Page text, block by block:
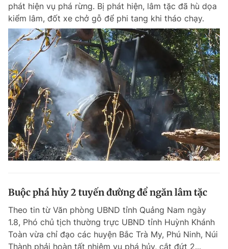
phát hiện vụ phá rừng. Bị phát hiện, lâm tặc đã hù dọa
kiểm lâm, đốt xe chở gỗ để phi tang khi tháo chạy.
Buộc phá hủy 2 tuyến đường để ngăn lâm tặc
Theo tin từ Văn phòng UBND tỉnh Quảng Nam ngày
1.8, Phó chủ tịch thường trực UBND tỉnh Huỳnh Khánh
Toàn vừa chỉ đạo các huyện Bắc Trà My, Phú Ninh, Núi
Thành phải hoàn tất nhiệm vụ phá hủy, cắt đứt 2...